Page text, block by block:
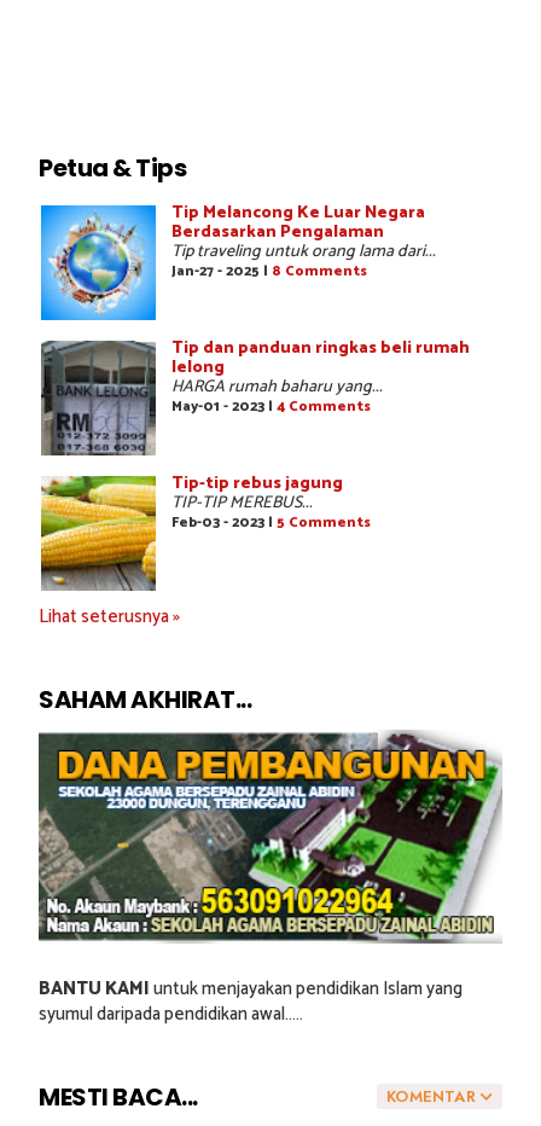
Petua & Tips
Tip Melancong Ke Luar Negara
Berdasarkan Pengalaman
Tip traveling untuk orang lama dari...
Jan-27 - 2025 | 8 Comments
Tip dan panduan ringkas beli rumah
lelong
HARGA rumah baharu yang...
May-01 - 2023 | 4 Comments
Tip-tip rebus jagung
TIP-TIP MEREBUS...
Feb-03 - 2023 | 5 Comments
Lihat seterusnya »
SAHAM AKHIRAT...
BANTU KAMIuntuk menjayakan pendidikan Islam yang
syumul daripada pendidikan awal.....
KOMENTAR
MESTI BACA...